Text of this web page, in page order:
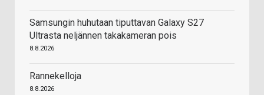
Samsungin huhutaan tiputtavan Galaxy S27
Ultrasta neljännen takakameran pois
8.8.2026
Rannekelloja
8.8.2026